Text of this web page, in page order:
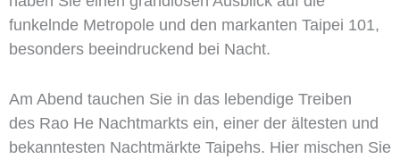
funkelnde Metropole und den markanten Taipei 101,
besonders beeindruckend bei Nacht.
Am Abend tauchen Sie in das lebendige Treiben
des Rao He Nachtmarkts ein, einer der ältesten und
bekanntesten Nachtmärkte Taipehs. Hier mischen Sie